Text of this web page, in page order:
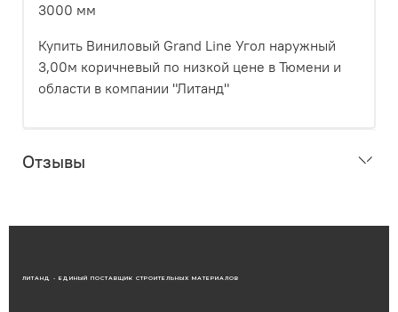
3000 мм
Купить Виниловый Grand Line Угол наружный
3,00м коричневый по низкой цене в Тюмени и
области в компании "Литанд"
Отзывы
ЛИТАНД - ЕДИНЫЙ ПОСТАВЩИК СТРОИТЕЛЬНЫХ МАТЕРИАЛОВ